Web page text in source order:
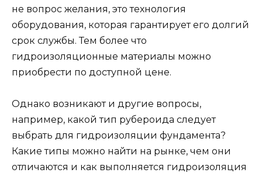
не вопрос желания, это технология
оборудования, которая гарантирует его долгий
срок службы. Тем более что
гидроизоляционные материалы можно
приобрести по доступной цене.
Однако возникают и другие вопросы,
например, какой тип рубероида следует
выбрать для гидроизоляции фундамента?
Какие типы можно найти на рынке, чем они
отличаются и как выполняется гидроизоляция